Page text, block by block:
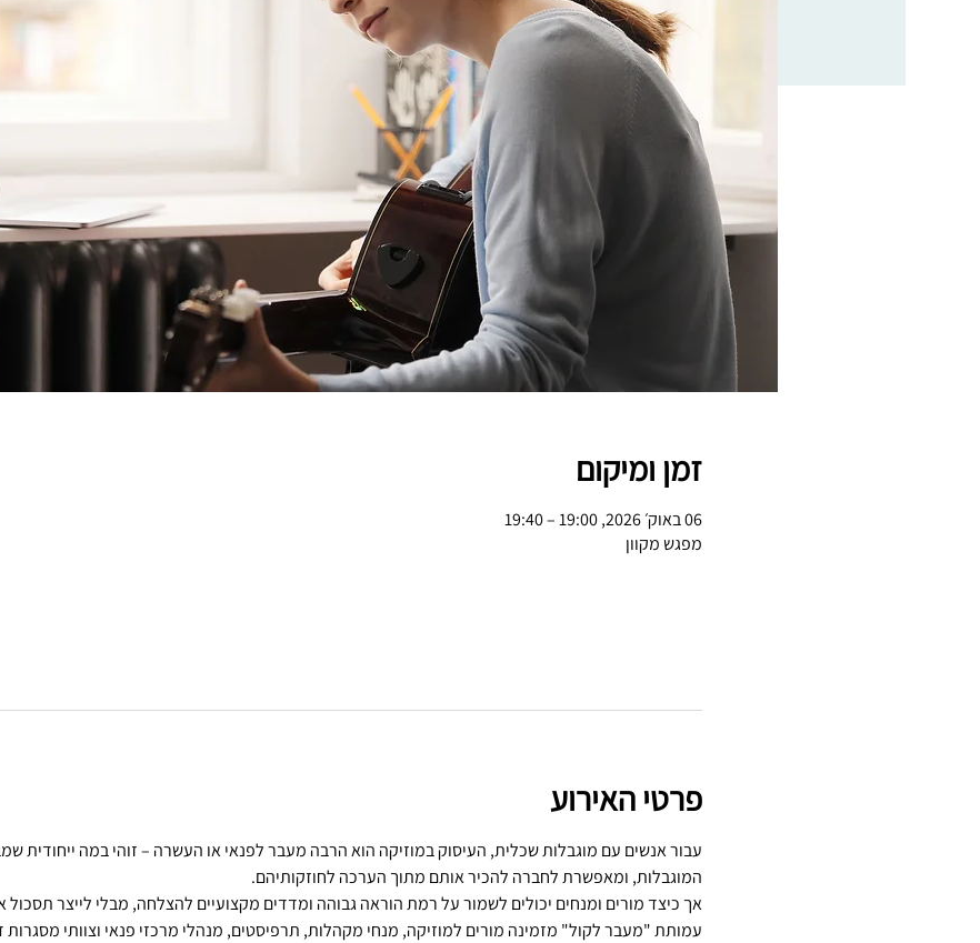
זמן ומיקום
06 באוק׳ 2026, 19:00 – 19:40
מפגש מקוון
פרטי האירוע
עבור אנשים עם מוגבלות שכלית, העיסוק במוזיקה הוא הרבה מעבר לפנאי או העשרה – זוהי במה ייחודית
המוגבלות, ומאפשרת לחברה להכיר אותם מתוך הערכה לחוזקותיהם.
אך כיצד מורים ומנחים יכולים לשמור על רמת הוראה גבוהה ומדדים מקצועיים להצלחה, מבלי לייצר
עמותת "מעבר לקול" מזמינה מורים למוזיקה, מנחי מקהלות, תרפיסטים, מנהלי מרכזי פנאי וצוותי מסגרות